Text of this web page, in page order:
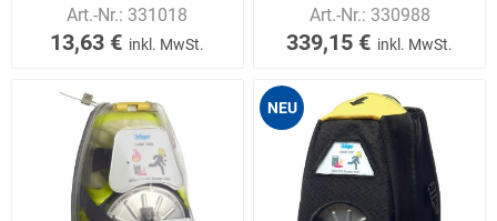
Art.-Nr.: 331018
13,63 € inkl. MwSt.
Art.-Nr.: 330988
339,15 € inkl. MwSt.
NEU